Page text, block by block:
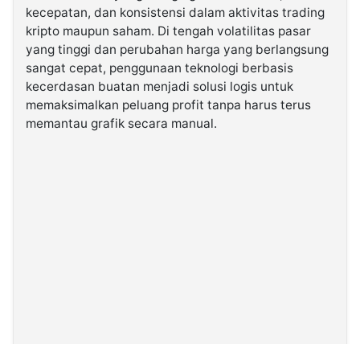
Kabarbaru.co
2026
Kabarbaru
kecepatan, dan konsistensi dalam aktivitas trading
kripto maupun saham. Di tengah volatilitas pasar
yang tinggi dan perubahan harga yang berlangsung
sangat cepat, penggunaan teknologi berbasis
kecerdasan buatan menjadi solusi logis untuk
memaksimalkan peluang profit tanpa harus terus
memantau grafik secara manual.